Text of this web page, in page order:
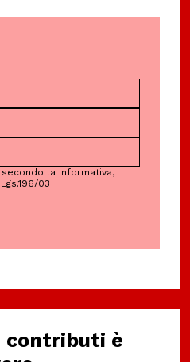
la Informativa,
03
contributi è